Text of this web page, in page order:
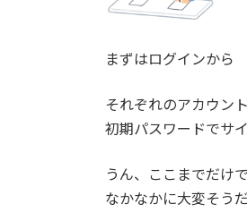
まずはログインから
それぞれのアカウン
初期パスワードでサ
うん、ここまでだけ
なかなかに大変そう